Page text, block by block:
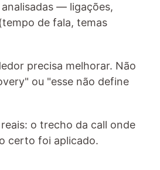
— ligações,
de fala, temas
precisa melhorar. Não
ou "esse não define
o trecho da call onde
certo foi aplicado.